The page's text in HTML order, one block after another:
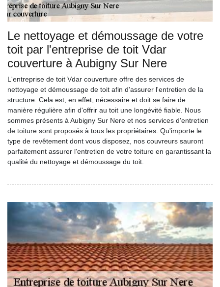
Le nettoyage et démoussage de votre
toit par l'entreprise de toit Vdar
couverture à Aubigny Sur Nere
L'entreprise de toit Vdar couverture offre des services de
nettoyage et démoussage de toit afin d'assurer l'entretien de la
structure. Cela est, en effet, nécessaire et doit se faire de
manière régulière afin d'offrir au toit une longévité fiable. Nous
sommes présents à Aubigny Sur Nere et nos services d'entretien
de toiture sont proposés à tous les propriétaires. Qu'importe le
type de revêtement dont vous disposez, nos couvreurs sauront
parfaitement assurer l'entretien de votre toiture en garantissant la
qualité du nettoyage et démoussage du toit.